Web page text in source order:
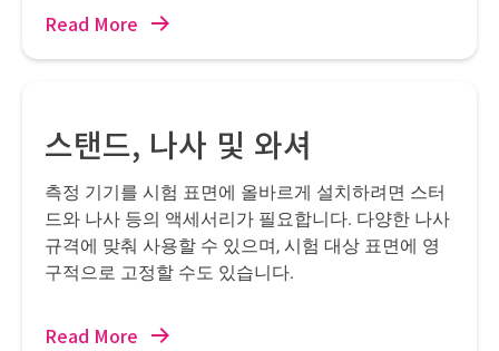
Read More
스탠드, 나사 및 와셔
측정 기기를 시험 표면에 올바르게 설치하려면 스터
드와 나사 등의 액세서리가 필요합니다. 다양한 나사
규격에 맞춰 사용할 수 있으며, 시험 대상 표면에 영
구적으로 고정할 수도 있습니다.
Read More